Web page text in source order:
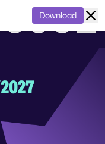
2027
Download